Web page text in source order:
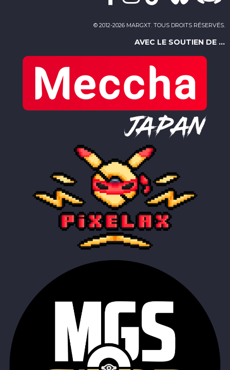
© 2012-2026 MARGXT. TOUS DROITS RÉSERVÉS.
AVEC LE SOUTIEN DE ...